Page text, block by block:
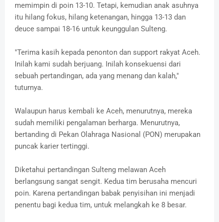
memimpin di poin 13-10. Tetapi, kemudian anak asuhnya
itu hilang fokus, hilang ketenangan, hingga 13-13 dan
deuce sampai 18-16 untuk keunggulan Sulteng.
"Terima kasih kepada penonton dan support rakyat Aceh.
Inilah kami sudah berjuang. Inilah konsekuensi dari
sebuah pertandingan, ada yang menang dan kalah,"
tuturnya.
Walaupun harus kembali ke Aceh, menurutnya, mereka
sudah memiliki pengalaman berharga. Menurutnya,
bertanding di Pekan Olahraga Nasional (PON) merupakan
puncak karier tertinggi.
Diketahui pertandingan Sulteng melawan Aceh
berlangsung sangat sengit. Kedua tim berusaha mencuri
poin. Karena pertandingan babak penyisihan ini menjadi
penentu bagi kedua tim, untuk melangkah ke 8 besar.